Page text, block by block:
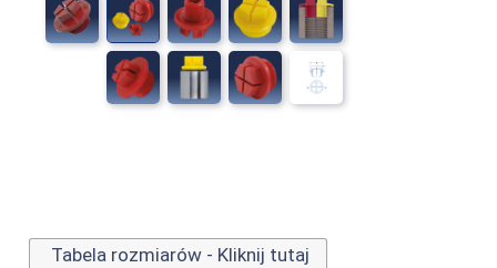
Tabela rozmiarów - Kliknij tutaj